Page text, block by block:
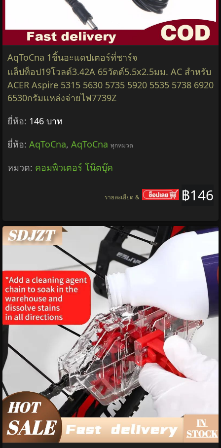
AqToCna 1ชิ้นอะแดปเตอร์ที่ชาร์จ
แล็ปท็อป19โวลต์3.42A 65วัตต์5.5x2.5มม. AC สำหรับ
ACER Aspire 5315 5630 5735 5920 5535 5738 6920
6530กรัมแหล่งจ่ายไฟ7739Z
ยี่ห้อ: 146 บาท
ยี่ห้อ: AqToCna, AqToCna ทุกหมวด
หมวด: คอมพิวเตอร์ โน๊ตบุ๊ค
฿146
รายละเอียด &